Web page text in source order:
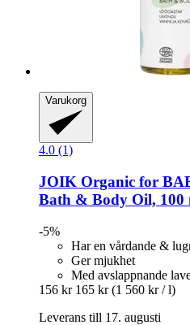
Varukorg
4.0 (1)
JOIK Organic for
Bath & Body Oil, 100
-5%
Har en vårdande &
Ger mjukhet
Med avslappnande
156 kr 165 kr (1 560 kr / l)
Leverans till 17. augusti